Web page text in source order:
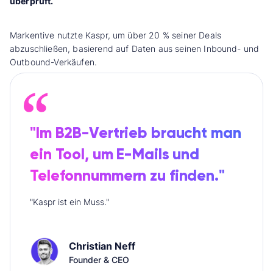
Markentive nutzte Kaspr, um über 20 % seiner Deals
abzuschließen, basierend auf Daten aus seinen Inbound- und
Outbound-Verkäufen.
"Im B2B-Vertrieb braucht man
ein Tool, um E-Mails und
Telefonnummern zu finden."
"Kaspr ist ein Muss."
Christian Neff
Founder & CEO